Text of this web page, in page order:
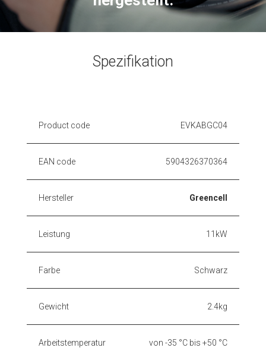
Spezifikation
Product code EVKABGC04
EAN code 5904326370364
Hersteller Greencell
Leistung 11kW
Farbe Schwarz
Gewicht 2.4kg
Arbeitstemperatur von -35 °C bis +50 °C